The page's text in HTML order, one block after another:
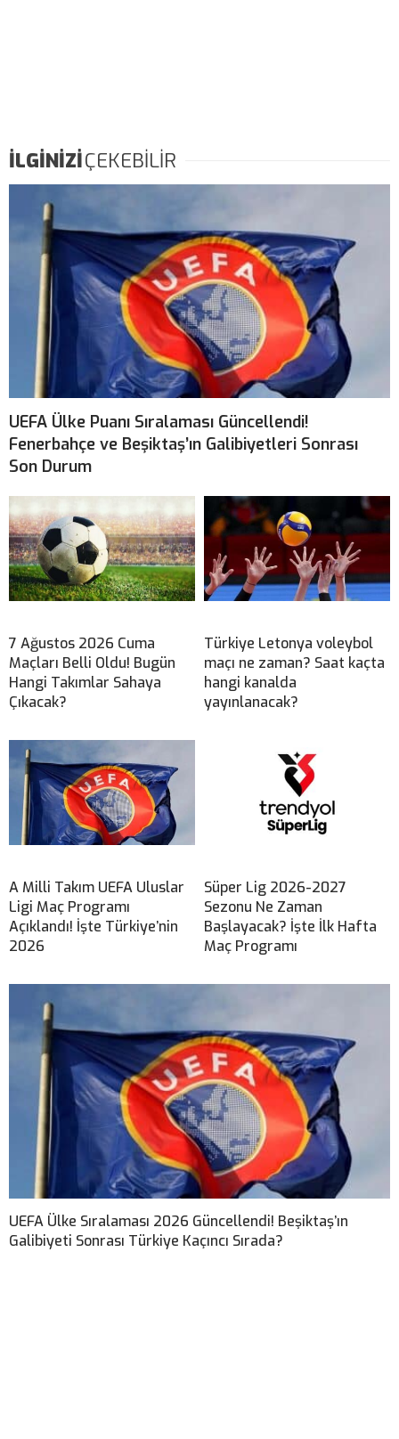
İLGİNİZİÇEKEBİLİR
UEFA Ülke Puanı Sıralaması Güncellendi!
Fenerbahçe ve Beşiktaş’ın Galibiyetleri Sonrası
Son Durum
7 Ağustos 2026 Cuma
Maçları Belli Oldu! Bugün
Hangi Takımlar Sahaya
Çıkacak?
Türkiye Letonya voleybol
maçı ne zaman? Saat kaçta
hangi kanalda
yayınlanacak?
A Milli Takım UEFA Uluslar
Ligi Maç Programı
Açıklandı! İşte Türkiye’nin
2026
Süper Lig 2026-2027
Sezonu Ne Zaman
Başlayacak? İşte İlk Hafta
Maç Programı
UEFA Ülke Sıralaması 2026 Güncellendi! Beşiktaş’ın
Galibiyeti Sonrası Türkiye Kaçıncı Sırada?